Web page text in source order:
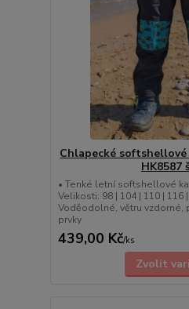
Chlapecké
HK8587
• Tenké letní softshellové
Velikosti: 98 | 104 | 110 | 116
Voděodolné, větru vzdorné,
prvky
439,00 Kč/ks
Zvolit